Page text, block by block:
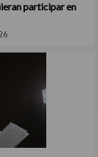
participar en